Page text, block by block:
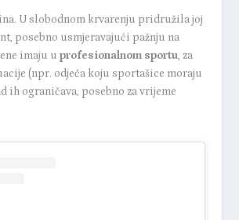
U slobodnom krvarenju pridružila joj
, posebno usmjeravajući pažnju na
imaju u profesionalnom sportu, za
(npr. odjeća koju sportašice moraju
ih ograničava, posebno za vrijeme